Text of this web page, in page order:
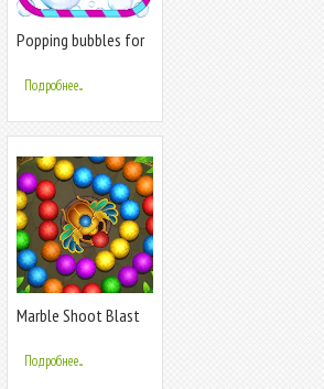
Popping bubbles for
Подробнее...
Marble Shoot Blast
Подробнее...